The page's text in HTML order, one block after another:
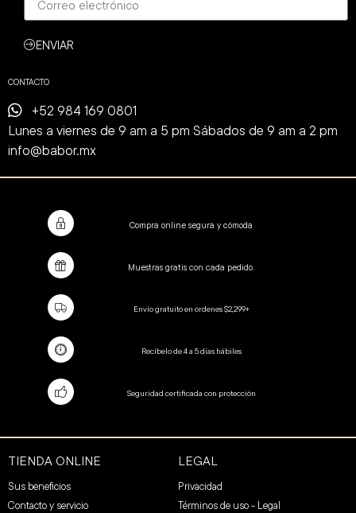
ENVIAR
CONTACTO
+52 984 169 0801
Lunes a viernes de 9 am a 5 pm Sábados de 9 am a 2 pm
info@babor.mx
Compra online segura y cómoda
Muestras gratis con cada pedido.
Envío gratuito en ordenes $2,299+
Recíbelo de 4 a 5 días hábiles
Seguridad certificada con protección
TIENDA ONLINE
Sus beneficios
Contacto y servicio
LEGAL
Privacidad
Términos de uso - Legal